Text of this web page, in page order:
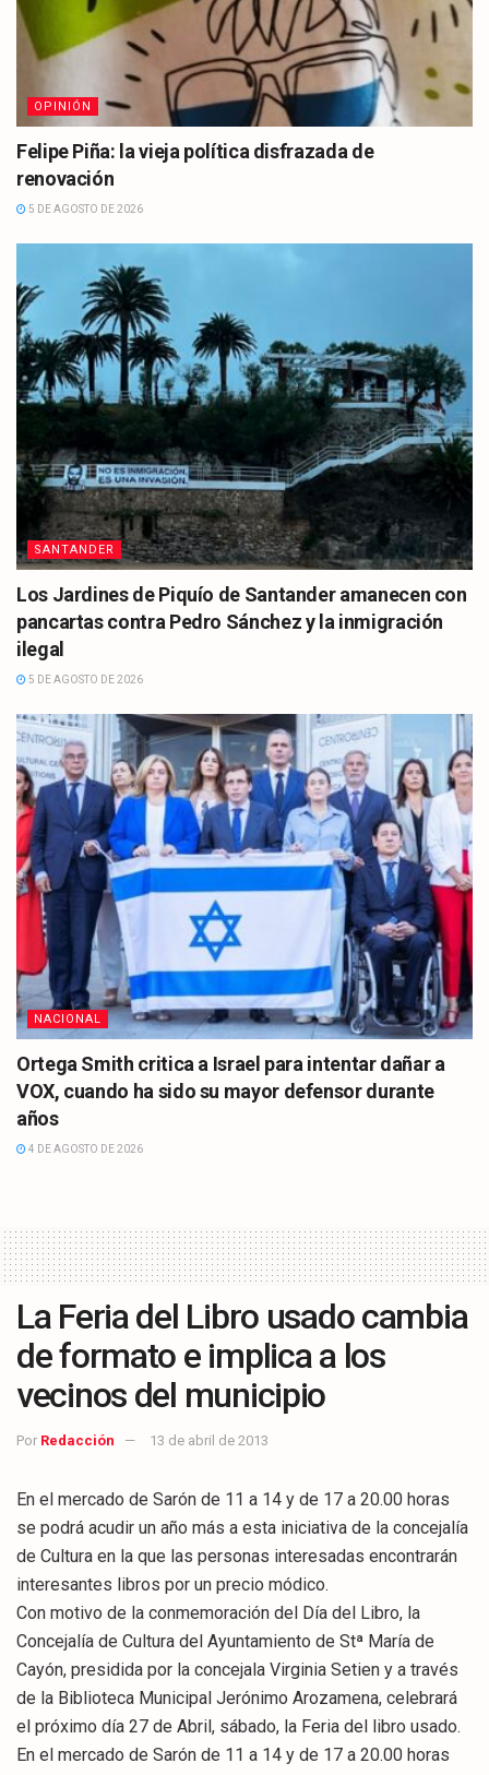
OPINIÓN
Felipe Piña: la vieja política disfrazada de
renovación
5 DE AGOSTO DE 2026
SANTANDER
Los Jardines de Piquío de Santander amanecen con
pancartas contra Pedro Sánchez y la inmigración
ilegal
5 DE AGOSTO DE 2026
NACIONAL
Ortega Smith critica a Israel para intentar dañar a
VOX, cuando ha sido su mayor defensor durante
años
4 DE AGOSTO DE 2026
La Feria del Libro usado cambia
de formato e implica a los
vecinos del municipio
Por Redacción 13 de abril de 2013
En el mercado de Sarón de 11 a 14 y de 17 a 20.00 horas
se podrá acudir un año más a esta iniciativa de la concejalía
de Cultura en la que las personas interesadas encontrarán
interesantes libros por un precio módico.
Con motivo de la conmemoración del Día del Libro, la
Concejalía de Cultura del Ayuntamiento de Stª María de
Cayón, presidida por la concejala Virginia Setien y a través
de la Biblioteca Municipal Jerónimo Arozamena, celebrará
el próximo día 27 de Abril, sábado, la Feria del libro usado.
En el mercado de Sarón de 11 a 14 y de 17 a 20.00 horas